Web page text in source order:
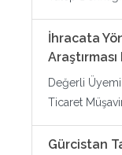
İhracata
Değerli
Ticaret
Gürcistan